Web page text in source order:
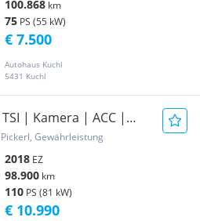
100.868 km
75 PS (55 kW)
Autohaus Kuchl
5431 Kuchl
€ 7.500
| Kamera | ACC |
Gewährleistung
2018 EZ
98.900 km
110 PS (81 kW)
€ 10.990